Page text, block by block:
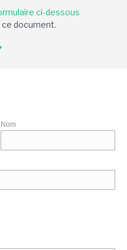
ci-dessous
document.
Nom